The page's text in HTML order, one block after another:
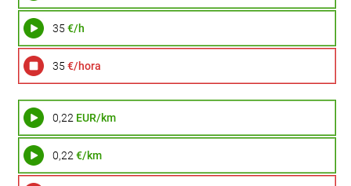
35 €/h
35 €/hora
0,22 EUR/km
0,22€/km